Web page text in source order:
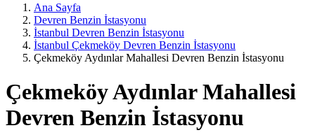
Ana Sayfa
Devren Benzin İstasyonu
İstanbul Devren Benzin İstasyonu
İstanbul Çekmeköy Devren Benzin İstasyonu
Çekmeköy Aydınlar Mahallesi Devren Benzin İstasyonu
Çekmeköy Aydınlar Mahallesi
Devren Benzin İstasyonu